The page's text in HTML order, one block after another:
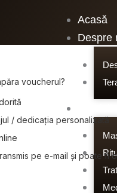
Acasă
Despre
voucherul?
/ dedicația personalizată
pe e-mail și poate fi